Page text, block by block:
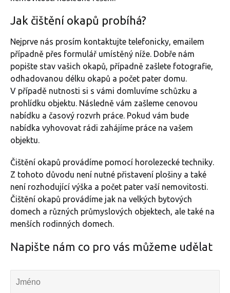
Jak čištění okapů probíhá?
Nejprve nás prosím kontaktujte telefonicky, emailem
případně přes formulář umístěný níže. Dobře nám
popište stav vašich okapů, případně zašlete fotografie,
odhadovanou délku okapů a počet pater domu.
V případě nutnosti si s vámi domluvíme schůzku a
prohlídku objektu. Následně vám zašleme cenovou
nabídku a časový rozvrh práce. Pokud vám bude
nabídka vyhovovat rádi zahájíme práce na vašem
objektu.
Čištění okapů provádíme pomocí horolezecké techniky.
Z tohoto důvodu není nutné přistavení plošiny a také
není rozhodující výška a počet pater vaší nemovitosti.
Čištění okapů provádíme jak na velkých bytových
domech a různých průmyslových objektech, ale také na
menších rodinných domech.
Napište nám co pro vás můžeme udělat